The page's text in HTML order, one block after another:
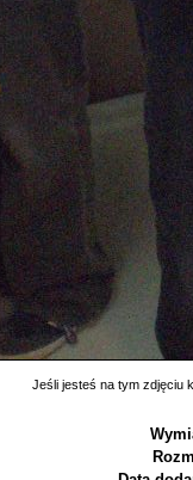
Jeśli jesteś na tym zdjęciu